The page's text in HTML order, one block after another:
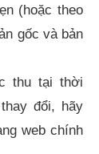
(hoặc theo
gốc và bản
thu tại thời
đổi, hãy
web chính